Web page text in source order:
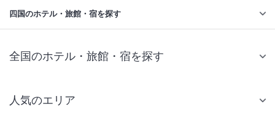
四国のホテル・旅館・宿を探す
全国のホテル・旅館・宿を探す
人気のエリア